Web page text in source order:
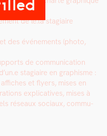
de le.la sta­giaire
des événe­ments (pho­to,
de com­mu­ni­ca­tion
sta­giaire en graphisme :
et fly­ers, mis­es en
explica­tives, mis­es à
réseaux soci­aux, com­mu­